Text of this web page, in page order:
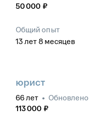
50 000 ₽
Общий опыт
13 лет 8 месяцев
юрист
66лет • Обновлено
113 000 ₽